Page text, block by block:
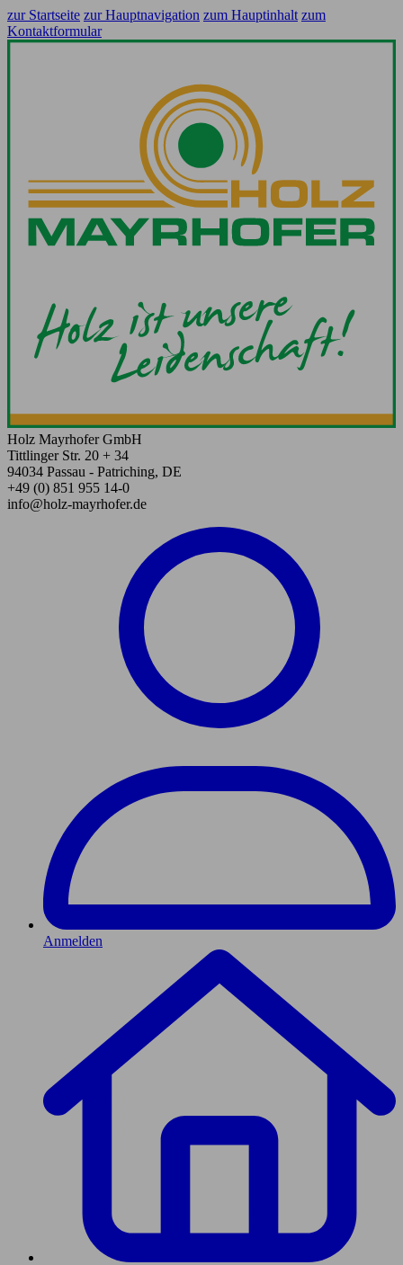
zur Startseite zur Hauptnavigation zum Hauptinhalt zum
Kontaktformular
Holz Mayrhofer GmbH
Tittlinger Str. 20 + 34
94034 Passau - Patriching, DE
+49 (0) 851 955 14-0
info@holz-mayrhofer.de
Anmelden